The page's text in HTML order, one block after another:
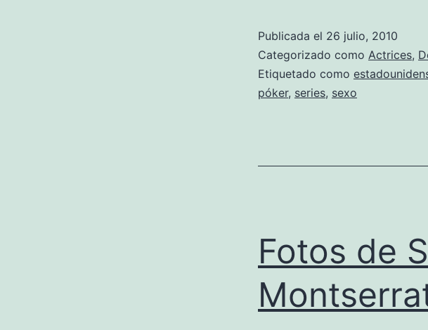
Publicada el 26 julio, 2010
Categorizado como Actrices,
Etiquetado como
póker, series, sexo
Fotos de